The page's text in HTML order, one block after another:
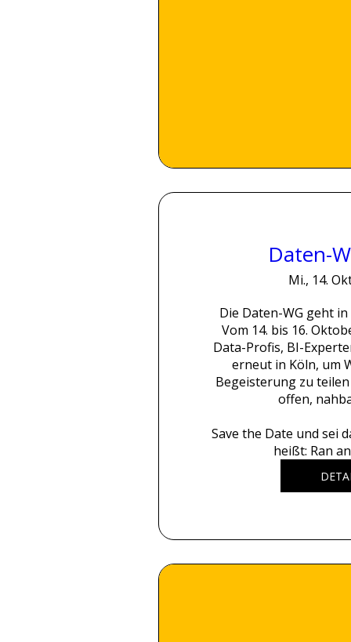
Daten-
Mi., 14.
Die Daten-WG geht
Vom 14. bis 16.
Data-Profis, BI-
erneut in Köln, um
Begeisterung zu teilen
offen,
Save the Date und sei
heißt: Ran